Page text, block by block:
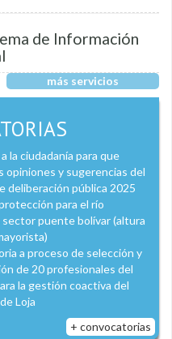
de Información
más servicios
la ciudadanía para que
opiniones y sugerencias del
deliberación pública 2025
para el río
sector puente bolívar (altura
a proceso de selección y
de 20 profesionales del
la gestión coactiva del
Loja
+ convocatorias